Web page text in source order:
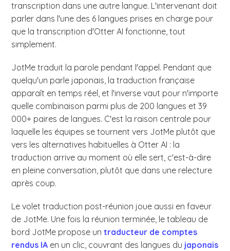
transcription dans une autre langue. L'intervenant doit
parler dans l'une des 6 langues prises en charge pour
que la transcription d'Otter AI fonctionne, tout
simplement.
JotMe traduit la parole pendant l'appel. Pendant que
quelqu'un parle japonais, la traduction française
apparaît en temps réel, et l'inverse vaut pour n'importe
quelle combinaison parmi plus de 200 langues et 39
000+ paires de langues. C'est la raison centrale pour
laquelle les équipes se tournent vers JotMe plutôt que
vers les alternatives habituelles à Otter AI : la
traduction arrive au moment où elle sert, c'est-à-dire
en pleine conversation, plutôt que dans une relecture
après coup.
Le volet traduction post-réunion joue aussi en faveur
de JotMe. Une fois la réunion terminée, le tableau de
bord JotMe propose untraducteur de comptes
rendus IA en un clic, couvrant des langues du japonais